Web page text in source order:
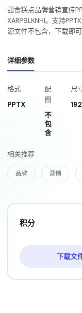
甜食糕点品牌营销宣传
XARP9LKNHI。支持
源文件不包含，下载即
详细参数
格式
PPTX
配
图
不
包
含
尺
相关推荐
品牌 营销
积分
下载文